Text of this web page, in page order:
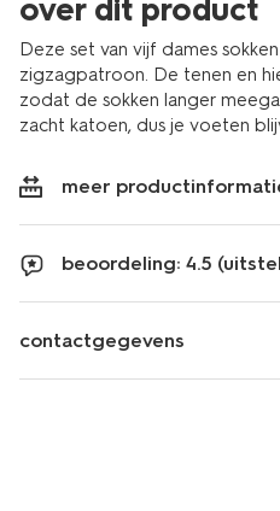
over dit product
Deze set van vijf dames
zigzagpatroon. De tenen en
zodat de sokken langer
zacht katoen, dus je voeten
meer
beoordeling: 4.5
contactgegevens